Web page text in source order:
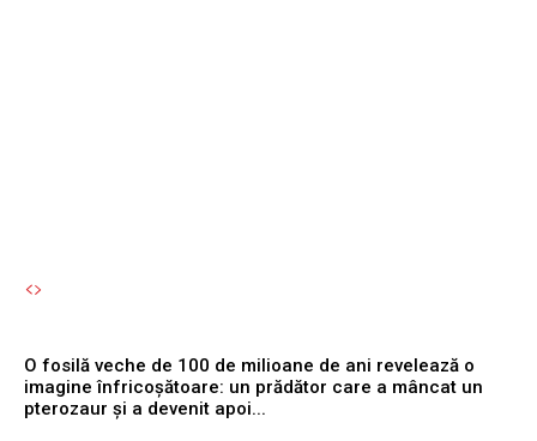
O fosilă veche de 100 de milioane de ani revelează o
imagine înfricoșătoare: un prădător care a mâncat un
pterozaur și a devenit apoi...